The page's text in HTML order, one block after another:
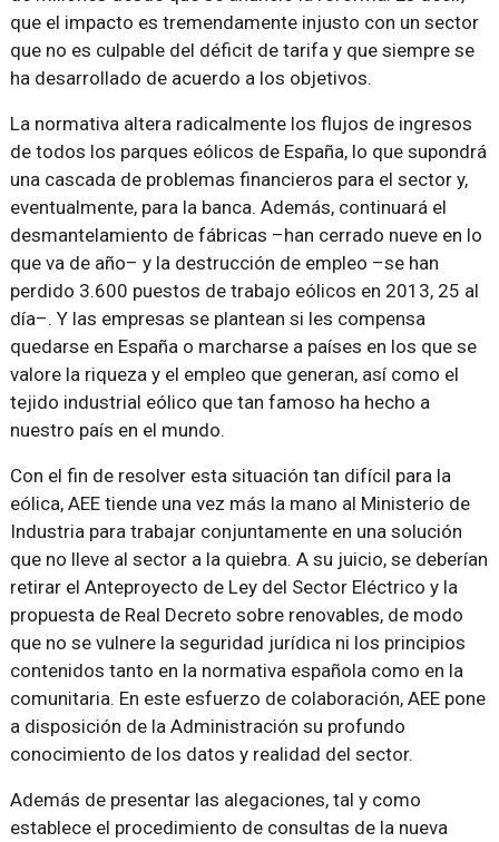
que el impacto es tremendamente injusto con un sector
que no es culpable del déficit de tarifa y que siempre se
ha desarrollado de acuerdo a los objetivos.
La normativa altera radicalmente los flujos de ingresos
de todos los parques eólicos de España, lo que supondrá
una cascada de problemas financieros para el sector y,
eventualmente, para la banca. Además, continuará el
desmantelamiento de fábricas –han cerrado nueve en lo
que va de año– y la destrucción de empleo –se han
perdido 3.600 puestos de trabajo eólicos en 2013, 25 al
día–. Y las empresas se plantean si les compensa
quedarse en España o marcharse a países en los que se
valore la riqueza y el empleo que generan, así como el
tejido industrial eólico que tan famoso ha hecho a
nuestro país en el mundo.
Con el fin de resolver esta situación tan difícil para la
eólica, AEE tiende una vez más la mano al Ministerio de
Industria para trabajar conjuntamente en una solución
que no lleve al sector a la quiebra. A su juicio, se deberían
retirar el Anteproyecto de Ley del Sector Eléctrico y la
propuesta de Real Decreto sobre renovables, de modo
que no se vulnere la seguridad jurídica ni los principios
contenidos tanto en la normativa española como en la
comunitaria. En este esfuerzo de colaboración, AEE pone
a disposición de la Administración su profundo
conocimiento de los datos y realidad del sector.
Además de presentar las alegaciones, tal y como
establece el procedimiento de consultas de la nueva